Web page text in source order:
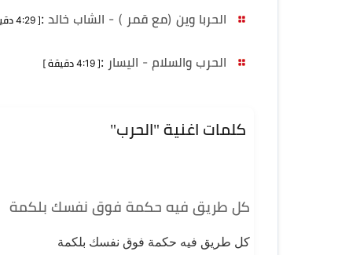
الحربا وين (مع قمر ) - الشاب خالد :[ 4:29 دقيقة ]
الحرب والسلام - اليسار :[ 4:19 دقيقة ]
كلمات اغنية "الحرب"
كل طريق فيه حكمة فوق نفسك بلكمة
كل طريق فيه حكمة فوق نفسك بلكمة